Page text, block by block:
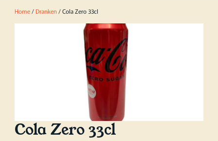
Home/Dranken / Cola Zero 33cl
Cola Zero 33cl